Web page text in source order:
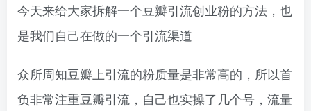
今天来给大家拆解一个豆瓣引流创业粉的方法，也
是我们自己在做的一个引流渠道
众所周知豆瓣上引流的粉质量是非常高的，所以首
负非常注重豆瓣引流，自己也实操了几个号，流量